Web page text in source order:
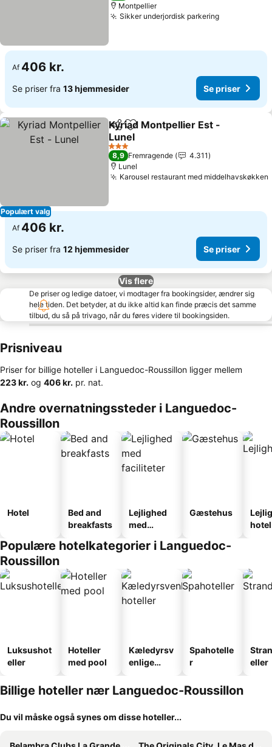
Montpellier
Sikker underjordisk parkeringSe priser
Af 406 kr.
Se priser fra 13 hjemmesider Se priser
Populært valg
Del Føj til favoritter
Kyriad Montpellier Est -
Lunel
Se priser
3 Stjerner
8,9 Fremragende
4.311
Lunel
Karousel restaurant med middelhavskøkken
Af 406 kr.
Se priser fra 12 hjemmesider Se priser
Vis flere
De priser og ledige datoer, vi modtager fra bookingsider, ændrer sig
hele tiden. Det betyder, at du ikke altid kan finde præcis det samme
tilbud, du så på trivago, når du føres videre til bookingsiden.
Prisniveau
Priser for billige hoteller i Languedoc-Roussillon ligger mellem
‎223 kr. og ‎406 kr. pr. nat.
Andre overnatningssteder i Languedoc-
Roussillon
Hotel
Bed and
breakfasts
Lejlighed
med
Gæstehus
hotel
Populære hotelkategorier i Languedoc-
Roussillon
Luksushot
eller
Hoteller
med pool
Kæledyrsv
enlige
Spahotelle
r
eller
Billige hoteller nær Languedoc-Roussillon
Du vil måske også synes om disse hoteller...